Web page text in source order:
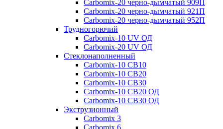
Carbomix-20 черно-дымчатый 909П
Carbomix-20 черно-дымчатый 921П
Carbomix-20 черно-дымчатый 952П
Трудногорючий
Carbomix-10 UV ОД
Carbomix-20 UV ОД
Стеклонаполненный
Carbomix-10 СВ10
Carbomix-10 СВ20
Carbomix-10 СВ30
Carbomix-10 СВ20 ОД
Carbomix-10 СВ30 ОД
Экструзионный
Carbomix 3
Carbomix 6